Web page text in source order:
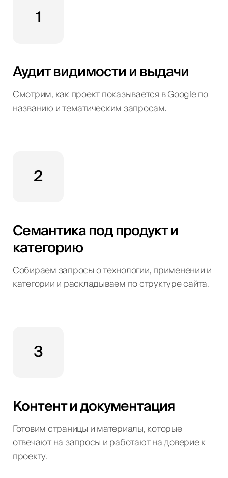
1
Аудит видимости и выдачи
Смотрим, как проект показывается в Google по
названию и тематическим запросам.
2
Семантика под продукт и
категорию
Собираем запросы о технологии, применении и
категории и раскладываем по структуре сайта.
3
Контент и документация
Готовим страницы и материалы, которые
отвечают на запросы и работают на доверие к
проекту.